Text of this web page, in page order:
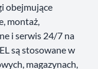
obejmujące
montaż,
i serwis 24/7 na
są stosowane w
magazynach,